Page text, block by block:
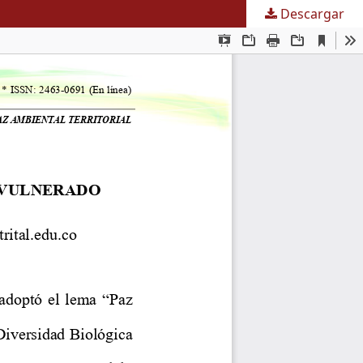
Descargar